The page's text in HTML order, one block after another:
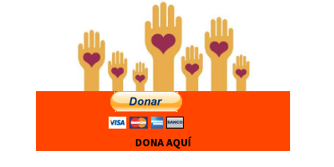
DONA AQUÍ